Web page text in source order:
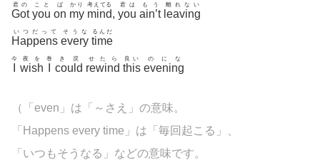
Got
君の
you
こと
on
ば
my
かり
mind
考えてる
, you
君は
ain’t
もう
leaving
離れない
Happens
いつだって
every
そうな
time
るんだ
今
wish
夜を 巻
could
き戻
rewind
せたら
this
良い
evening
のにな
（「even」は「～さえ」の意味。
「Happens every time」は「毎回起こる」、
「いつもそうなる」などの意味です。